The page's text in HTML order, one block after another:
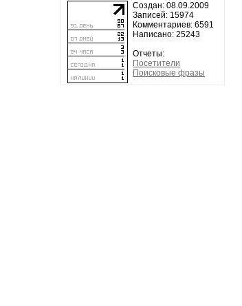
Создан: 08.09.2009
Записей: 15974
Комментариев: 6591
Написано: 25243
Отчеты:
Посетители
Поисковые фразы